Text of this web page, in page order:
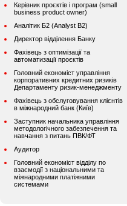
Керівник проєктів і програм (small
business product owner)
Аналітик Б2 (Analyst B2)
Директор відділення Банку
Фахівець з оптимізації та
автоматизації проєктів
Головний економіст управління
корпоративних кредитних ризиків
Департаменту ризик-менеджменту
Фахівець з обслуговування клієнтів
в міжнародний банк (Київ)
Заступник начальника управління
методологічного забезпечення та
навчання з питань ПВК/ФТ
Аудитор
Головний економіст відділу по
взаємодії з національними та
міжнародними платіжними
системами